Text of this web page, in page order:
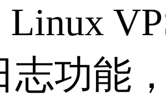
Linux
志功能